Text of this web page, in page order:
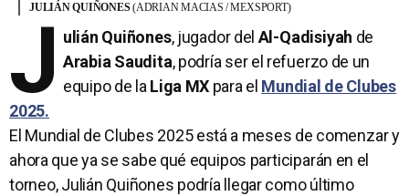
JULIÁN QUIÑONES(ADRIAN MACIAS / MEXSPORT)
J ulián Quiñones, jugador del Al-Qadisiyah de
Arabia Saudita, podría ser el refuerzo de un
equipo de laLiga MX para el Mundial de Clubes
2025.
El Mundial de Clubes 2025 está a meses de comenzar y
ahora que ya se sabe qué equipos participarán en el
torneo, Julián Quiñones podría llegar como último